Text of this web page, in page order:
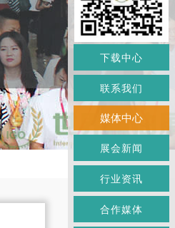
下载中心
联系我们
媒体中心
展会新闻
行业资讯
合作媒体